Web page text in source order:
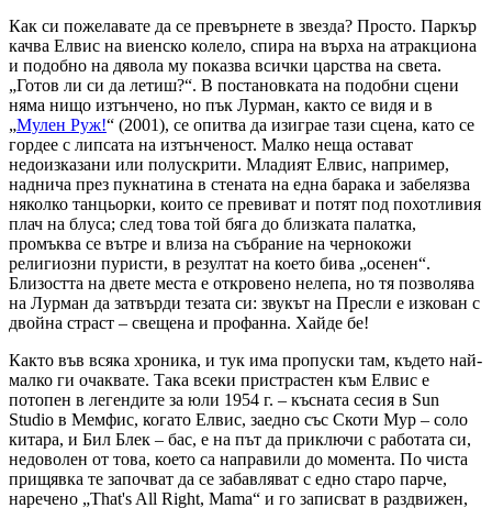
Как си пожелавате да се превърнете в звезда? Просто. Паркър
качва Елвис на виенско колело, спира на върха на атракциона
и подобно на дявола му показва всички царства на света.
„Готов ли си да летиш?“. В постановката на подобни сцени
няма нищо изтънчено, но пък Лурман, както се видя и в
„Мулен Руж!“ (2001), се опитва да изиграе тази сцена, като се
гордее с липсата на изтънченост. Малко неща остават
недоизказани или полускрити. Младият Елвис, например,
наднича през пукнатина в стената на една барака и забелязва
няколко танцьорки, които се превиват и потят под похотливия
плач на блуса; след това той бяга до близката палатка,
промъква се вътре и влиза на събрание на чернокожи
религиозни пуристи, в резултат на което бива „осенен“.
Близостта на двете места е откровено нелепа, но тя позволява
на Лурман да затвърди тезата си: звукът на Пресли е изкован с
двойна страст – свещена и профанна. Хайде бе!
Както във всяка хроника, и тук има пропуски там, където най-
малко ги очаквате. Така всеки пристрастен към Елвис е
потопен в легендите за юли 1954 г. – късната сесия в Sun
Studio в Мемфис, когато Елвис, заедно със Скоти Мур – соло
китара, и Бил Блек – бас, е на път да приключи с работата си,
недоволен от това, което са направили до момента. По чиста
прищявка те започват да се забавляват с едно старо парче,
наречено „That's All Right, Mama“ и го записват в раздвижен,